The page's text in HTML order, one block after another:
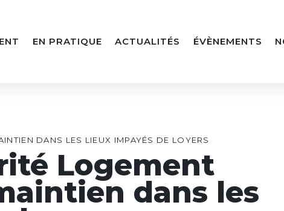
EN PRATIQUE ACTUALITÉS ÉVÈNEMENTS
DANS LES LIEUX IMPAYÉS DE LOYERS
Logement
dans les